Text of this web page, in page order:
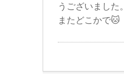
うございました。
またどこかで🐱